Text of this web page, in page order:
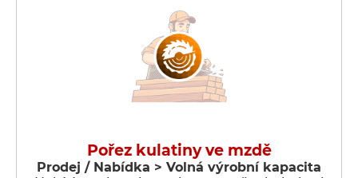
Pořez kulatiny ve mzdě
Prodej / Nabídka > Volná výrobní kapacita